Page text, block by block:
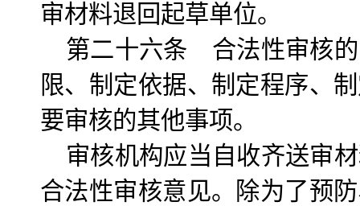
审材料退回起草单位。
第二十六条 合法性审核
限、制定依据、制定程序、
要审核的其他事项。
审核机构应当自收齐送审
合法性审核意见。除为了预